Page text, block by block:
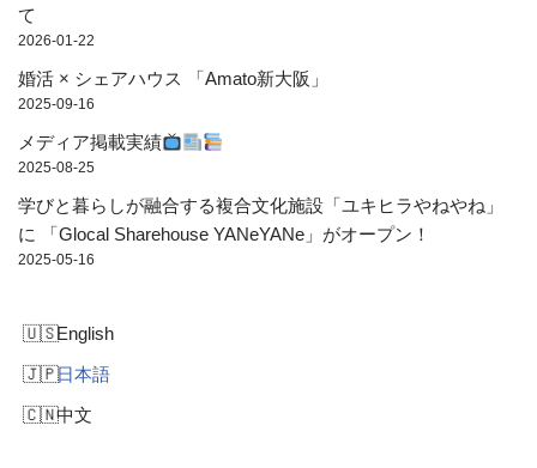
て
2026-01-22
婚活 × シェアハウス 「Amato新大阪」
2025-09-16
メディア掲載実績
2025-08-25
学びと暮らしが融合する複合文化施設「ユキヒラやねやね」
に 「Glocal Sharehouse YANeYANe」がオープン！
2025-05-16
English
日本語
中文